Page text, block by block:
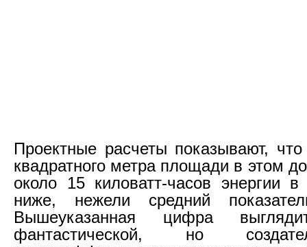
Проектные расчеты показывают,
квадратного метра площади в этом
около 15 киловатт-часов энергии
ниже, нежели средний
Вышеуказанная цифра
фантастической, но